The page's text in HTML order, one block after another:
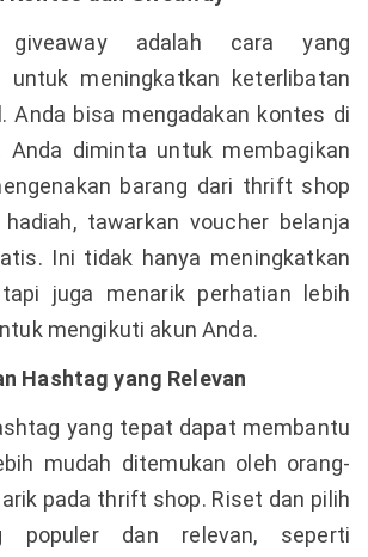
adalah cara yang
untuk meningkatkan keterlibatan
Anda bisa mengadakan kontes di
Anda diminta untuk membagikan
barang dari thrift shop
tawarkan voucher belanja
Ini tidak hanya meningkatkan
juga menarik perhatian lebih
mengikuti akun Anda.
Hashtag yang Relevan
yang tepat dapat membantu
mudah ditemukan oleh orang-
pada thrift shop. Riset dan pilih
populer dan relevan, seperti